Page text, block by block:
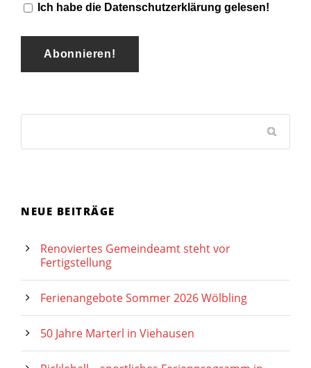
Ich habe die Datenschutzerklärung gelesen!
NEUE BEITRÄGE
Renoviertes Gemeindeamt steht vor
Fertigstellung
Ferienangebote Sommer 2026 Wölbling
50 Jahre Marterl in Viehausen